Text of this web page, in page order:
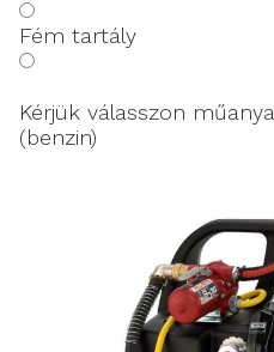
Fém tartály
Kérjük válasszon
(benzin)